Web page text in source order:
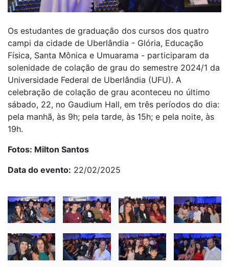
Os estudantes de graduação dos cursos dos quatro
campi da cidade de Uberlândia - Glória, Educação
Física, Santa Mônica e Umuarama - participaram da
solenidade de colação de grau do semestre 2024/1 da
Universidade Federal de Uberlândia (UFU). A
celebração de colação de grau aconteceu no último
sábado, 22, no Gaudium Hall, em três períodos do dia:
pela manhã, às 9h; pela tarde, às 15h; e pela noite, às
19h.
Fotos: Milton Santos
Data do evento 22/02/2025